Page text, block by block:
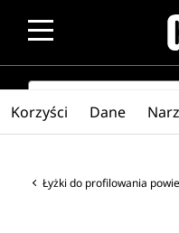
SEARCH
Łyżki do profilowania
Korzyści Dane